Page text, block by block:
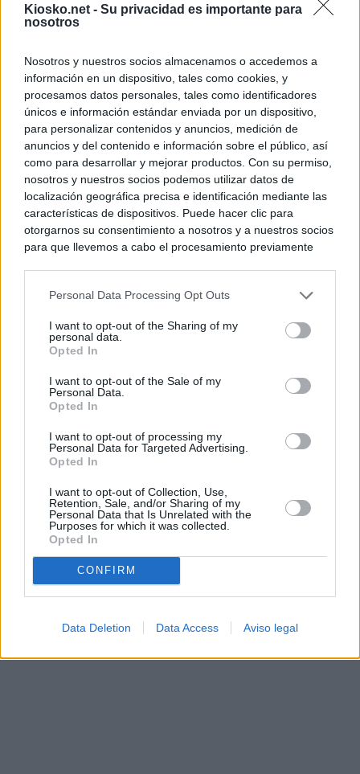
Kiosko.net - Su privacidad es importante para
nosotros
Nosotros y nuestros socios almacenamos o accedemos a
información en un dispositivo, tales como cookies, y
procesamos datos personales, tales como identificadores
únicos e información estándar enviada por un dispositivo,
para personalizar contenidos y anuncios, medición de
anuncios y del contenido e información sobre el público, así
como para desarrollar y mejorar productos. Con su permiso,
nosotros y nuestros socios podemos utilizar datos de
localización geográfica precisa e identificación mediante las
características de dispositivos. Puede hacer clic para
otorgarnos su consentimiento a nosotros y a nuestros socios
para que llevemos a cabo el procesamiento previamente
negar su consentimiento. Tenga en cuenta que algún
de su consentimiento, pero usted tiene el derecho de
rechazar tal procesamiento. Sus preferencias se aplicarán
cualquier momento entrando de nuevo en este sitio web o
visitando nuestra política de privacidad.
Personal Data Processing Opt Outs
I want to opt-out of the Sharing of my
personal data.
Opted In
I want to opt-out of the Sale of my
Personal Data.
Opted In
I want to opt-out of processing my
Personal Data for Targeted Advertising.
Opted In
I want to opt-out of Collection, Use,
Retention, Sale, and/or Sharing of my
Personal Data that Is Unrelated with the
Purposes for which it was collected.
Opted In
CONFIRM
Data Deletion Data Access Aviso legal